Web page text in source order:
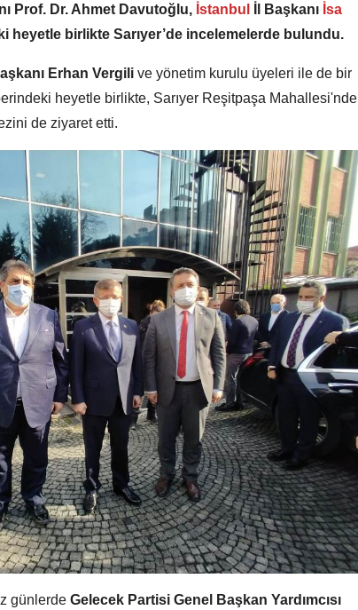
Prof. Dr. Ahmet Davutoğlu, İstanbul İl Başkanı İsa
heyetle birlikte Sarıyer’de incelemelerde bulundu.
Erhan Vergili ve yönetim kurulu üyeleri ile de bir
heyetle birlikte, Sarıyer Reşitpaşa Mahallesi'nde
de ziyaret etti.
günlerde Gelecek Partisi Genel Başkan Yardımcısı